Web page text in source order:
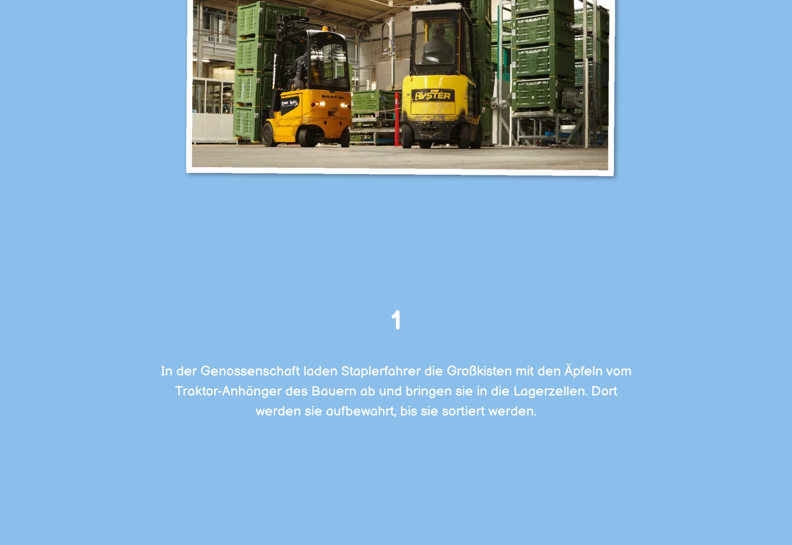
1
In der Genossenschaft laden Staplerfahrer die Großkisten mit den Äpfeln vom
Traktor-Anhänger des Bauern ab und bringen sie in die Lagerzellen. Dort
werden sie aufbewahrt, bis sie sortiert werden.